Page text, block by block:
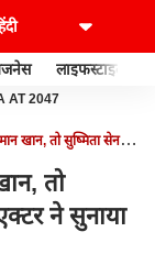
लाइफस्टाइल
AT 2047
खान, तो सुष्मिता सेन ने
तो
ने सुनाया